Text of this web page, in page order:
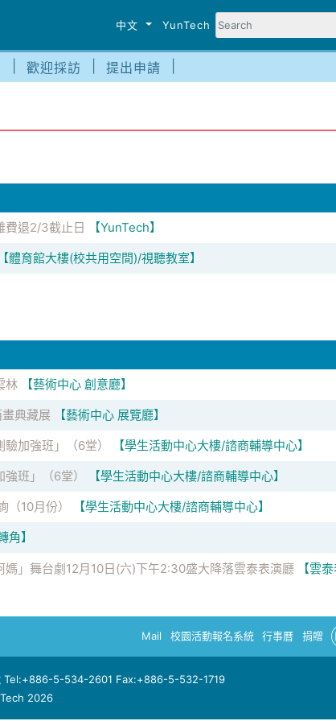
中文 YunTech
歡迎採訪 提出申請
費退2/3截止日
【YunTech】
【體育館大樓(校共用空間)/視聽教室】
林
【藝術中心 創意廳】
典藏展
【藝術中心 展覽廳】
加強班」（6堂）
【學生活動中心大樓/諮商輔導中心】
班」（6堂）
【學生活動中心大樓/諮商輔導中心】
（10月份）
【學生活動中心大樓/諮商輔導中心】
角】
媽」舞台劇12月10日(六)下午2:30盛大降落雲泰表演廳 【雲
Mail 校園活動報名系統 行事曆 捐贈
Tel:+886-5-534-2601 Fax:+886-5-532-1719
2026